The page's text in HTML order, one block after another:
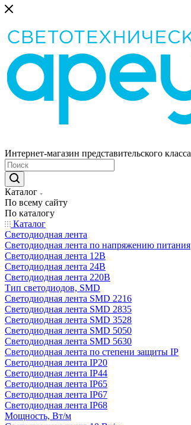
Интернет-магазин представительского класса
Каталог
По всему сайту
По каталогу
Каталог
Светодиодная лента
Светодиодная лента по напряжению питания
Светодиодная лента 12В
Светодиодная лента 24В
Светодиодная лента 220В
Тип светодиодов, SMD
Cветодиодная лента SMD 2216
Светодиодная лента SMD 2835
Светодиодная лента SMD 3528
Светодиодная лента SMD 5050
Светодиодная лента SMD 5630
Светодиодная лента по степени защиты IP
Светодиодная лента IP20
Светодиодная лента IP44
Светодиодная лента IP65
Светодиодная лента IP67
Светодиодная лента IP68
Мощность, Вт/м